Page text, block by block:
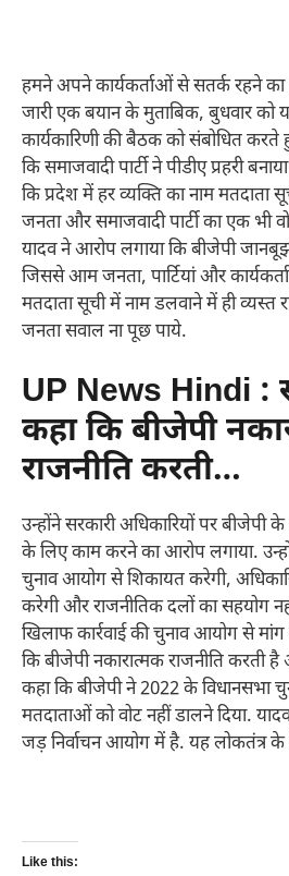
हमने अपने कार्यकर्ताओं से सतर्क रहने का
जारी एक बयान के मुताबिक, बुधवार को
कार्यकारिणी की बैठक को संबोधित
कि समाजवादी पार्टी ने पीडीए प्रहरी
कि प्रदेश में हर व्यक्ति का नाम
जनता और समाजवादी पार्टी का एक भी
यादव ने आरोप लगाया कि बीजेपी
जिससे आम जनता, पार्टियां और कार्यकर्ता
मतदाता सूची में नाम डलवाने में ही
जनता सवाल ना पूछ पाये.
UP News Hindi :
कहा कि बीजेपी
राजनीति करती…
उन्होंने सरकारी अधिकारियों पर बीजेपी
के लिए काम करने का आरोप लगाया.
चुनाव आयोग से शिकायत करेगी,
करेगी और राजनीतिक दलों का सहयोग
खिलाफ कार्रवाई की चुनाव आयोग से
कि बीजेपी नकारात्मक राजनीति करती
कहा कि बीजेपी ने 2022 के विधानसभा
मतदाताओं को वोट नहीं डालने दिया.
जड़ निर्वाचन आयोग में है. यह लोकतंत्र
Like this: